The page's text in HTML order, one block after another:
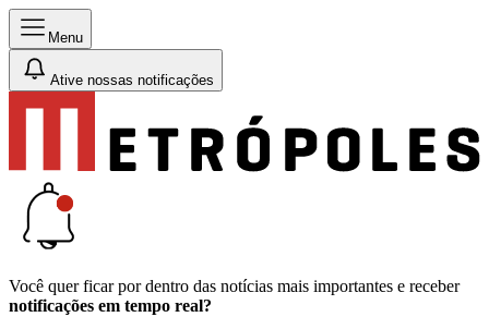
Menu
Ative nossas notificações
Você quer ficar por dentro das notícias mais importantes e receber
notificações em tempo real?